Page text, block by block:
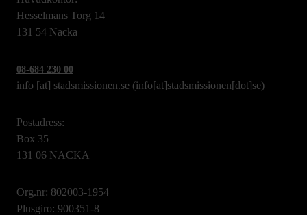
Hesselmans Torg 14
131 54 Nacka
08-684 230 00
info [at] stadsmissionen.se (info[at]stadsmissionen[dot]se)
Postadress:
Box 35
131 06 NACKA
Org.nr: 802003-1954
Plusgiro: 900351-8